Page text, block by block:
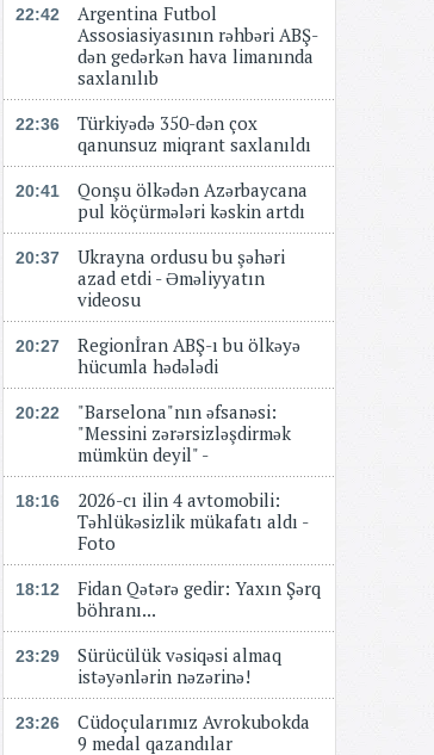
22:42
Argentina Futbol
Assosiasiyasının rəhbəri ABŞ-
dən gedərkən hava limanında
saxlanılıb
22:36
Türkiyədə 350-dən çox
qanunsuz miqrant saxlanıldı
20:41
Qonşu ölkədən Azərbaycana
pul köçürmələri kəskin artdı
20:37
Ukrayna ordusu bu şəhəri
azad etdi - Əməliyyatın
videosu
20:27
Regionİran ABŞ-ı bu ölkəyə
hücumla hədələdi
20:22
"Barselona"nın əfsanəsi:
"Messini zərərsizləşdirmək
mümkün deyil" -
18:16
2026-cı ilin 4 avtomobili:
Təhlükəsizlik mükafatı aldı -
Foto
18:12
Fidan Qətərə gedir: Yaxın Şərq
böhranı...
23:29
Sürücülük vəsiqəsi almaq
istəyənlərin nəzərinə!
23:26
Cüdoçularımız Avrokubokda
9 medal qazandılar